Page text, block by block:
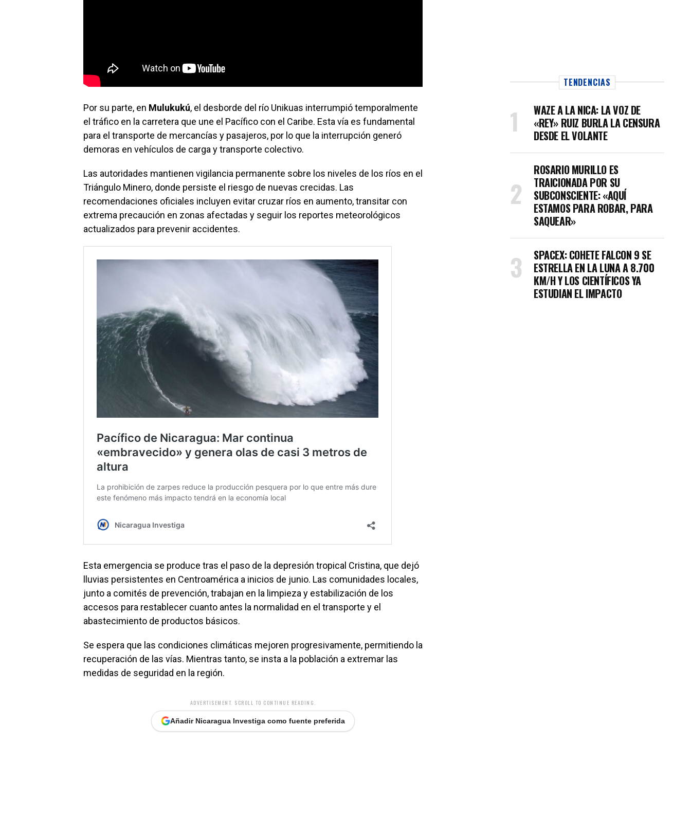
Por su parte, en Mulukukú, el desborde del río Unikuas interrumpió temporalmente
el tráfico en la carretera que une el Pacífico con el Caribe. Esta vía es fundamental
para el transporte de mercancías y pasajeros, por lo que la interrupción generó
demoras en vehículos de carga y transporte colectivo.
Las autoridades mantienen vigilancia permanente sobre los niveles de los ríos en el
Triángulo Minero, donde persiste el riesgo de nuevas crecidas. Las
recomendaciones oficiales incluyen evitar cruzar ríos en aumento, transitar con
extrema precaución en zonas afectadas y seguir los reportes meteorológicos
actualizados para prevenir accidentes.
Esta emergencia se produce tras el paso de la depresión tropical Cristina, que dejó
lluvias persistentes en Centroamérica a inicios de junio. Las comunidades locales,
junto a comités de prevención, trabajan en la limpieza y estabilización de los
accesos para restablecer cuanto antes la normalidad en el transporte y el
abastecimiento de productos básicos.
Se espera que las condiciones climáticas mejoren progresivamente, permitiendo la
recuperación de las vías. Mientras tanto, se insta a la población a extremar las
medidas de seguridad en la región.
ADVERTISEMENT. SCROLL TO CONTINUE READING.
Añadir Nicaragua Investiga como fuente preferida
TENDENCIAS
WAZE A LA NICA: LA VOZ DE
«REY» RUIZ BURLA LA CENSURA
DESDE EL VOLANTE
ROSARIO MURILLO ES
TRAICIONADA POR SU
SUBCONSCIENTE: «AQUÍ
ESTAMOS PARA ROBAR, PARA
SAQUEAR»
SPACEX: COHETE FALCON 9 SE
ESTRELLA EN LA LUNA A 8.700
KM/H Y LOS CIENTÍFICOS YA
ESTUDIAN EL IMPACTO